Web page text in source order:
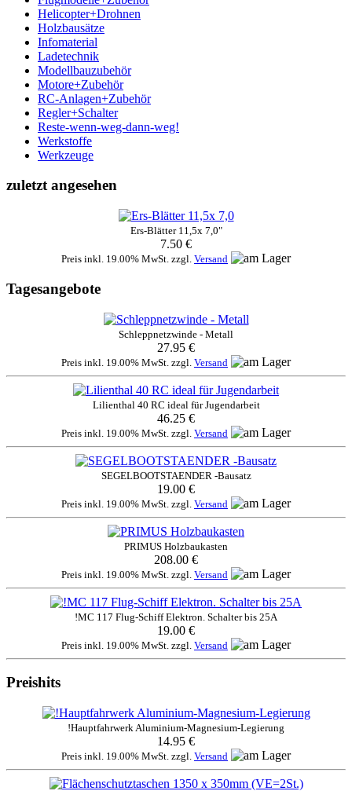
Helicopter+Drohnen
Holzbausätze
Infomaterial
Ladetechnik
Modellbauzubehör
Motore+Zubehör
RC-Anlagen+Zubehör
Regler+Schalter
Reste-wenn-weg-dann-weg!
Werkstoffe
Werkzeuge
zuletzt angesehen
Ers-Blätter 11,5x 7,0"
7.50 €
Preis inkl. 19.00% MwSt. zzgl. Versand
Tagesangebote
Schleppnetzwinde - Metall
27.95 €
Preis inkl. 19.00% MwSt. zzgl. Versand
Lilienthal 40 RC ideal für Jugendarbeit
46.25 €
Preis inkl. 19.00% MwSt. zzgl. Versand
SEGELBOOTSTAENDER -Bausatz
19.00 €
Preis inkl. 19.00% MwSt. zzgl. Versand
PRIMUS Holzbaukasten
208.00 €
Preis inkl. 19.00% MwSt. zzgl. Versand
!MC 117 Flug-Schiff Elektron. Schalter bis 25A
19.00 €
Preis inkl. 19.00% MwSt. zzgl. Versand
Preishits
!Hauptfahrwerk Aluminium-Magnesium-Legierung
14.95 €
Preis inkl. 19.00% MwSt. zzgl. Versand